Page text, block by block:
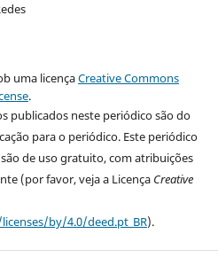
uma licençaCreative Commons
.
publicados neste periódico são do
para o periódico. Este periódico
de uso gratuito, com atribuições
(por favor, veja a Licença Creative
by/4.0/deed.pt_BR).